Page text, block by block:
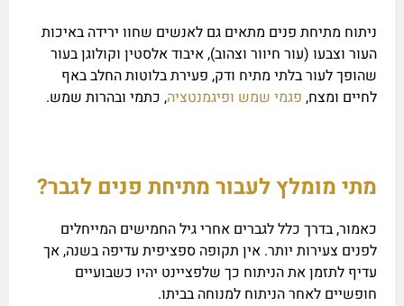
ניתוח מתיחת פנים מתאים גם לאנשים שחוו ירידה באיכות
העור וצבעו (עור חיוור וצהוב), איבוד אלסטין וקולוגן בעור
שהופך לעור בלתי מתיח ודק, פעירת בלוטות החלב באף
לחיים ומצח, פגמי שמש ופיגמנטציה, כתמי ובהרות שמש.
מתי מומלץ לעבור מתיחת פנים לגבר?
כאמור, בדרך כלל לגברים אחרי גיל החמישים המייחלים
לפנים צעירות יותר. אין תקופה ספציפית עדיפה בשנה, אך
עדיף לתזמן את הניתוח כך שלפציינט יהיו כשבועיים
חופשיים לאחר הניתוח למנוחה בביתו.